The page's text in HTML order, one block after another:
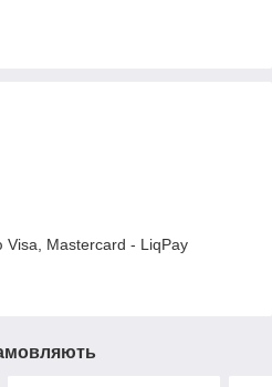
Visa, Mastercard - LiqPay